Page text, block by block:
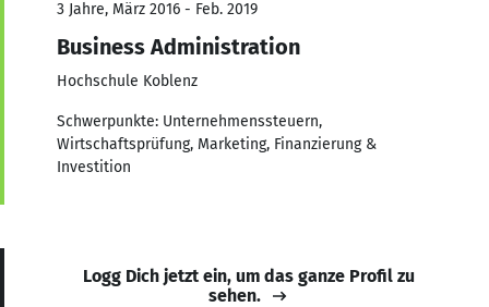
3 Jahre, März 2016 - Feb. 2019
Business Administration
Hochschule Koblenz
Schwerpunkte: Unternehmenssteuern,
Wirtschaftsprüfung, Marketing, Finanzierung &
Investition
Logg Dich jetzt ein, um das ganze Profil zu
sehen.